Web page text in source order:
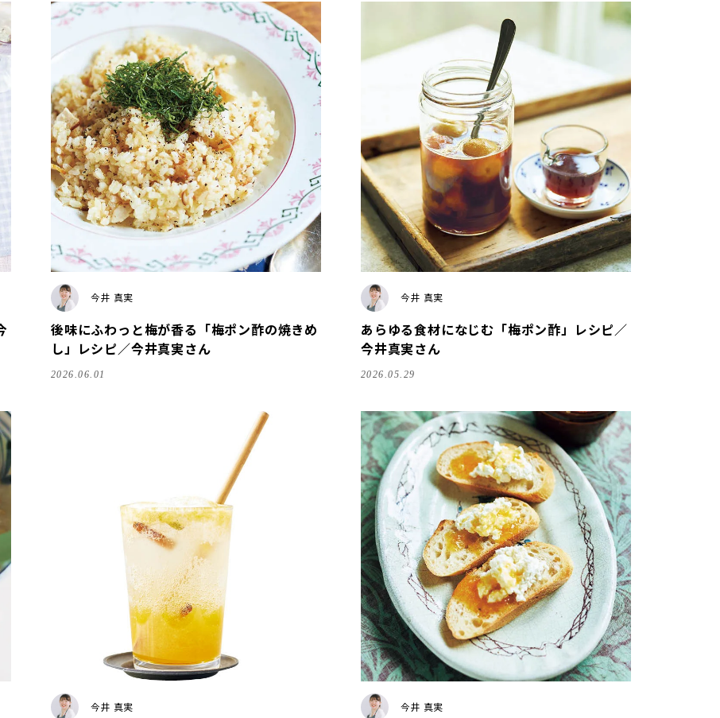
今井 真実
後味にふわっと梅が香る「梅ポン酢の焼きめ
し」レシピ／今井真実さん
2026.06.01
今井 真実
あらゆる食材になじむ「梅ポン酢」レシピ／
今井真実さん
2026.05.29
今井 真実 今井 真実